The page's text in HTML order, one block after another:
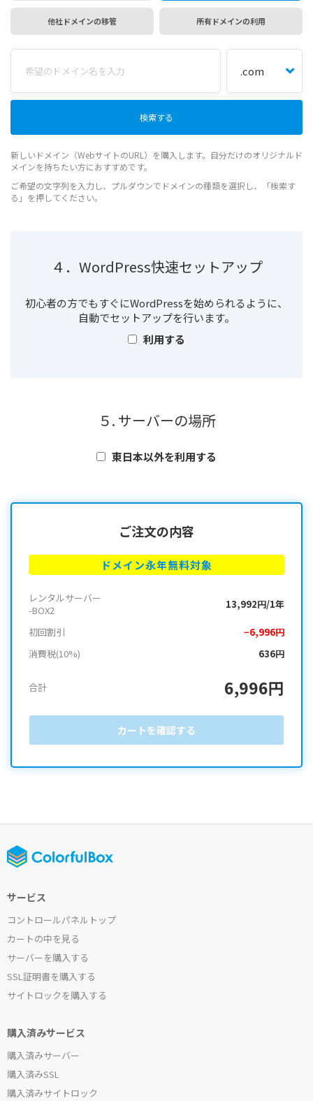
他社ドメインの移管 所有ドメインの利用
新しいドメイン（WebサイトのURL）を購入します。自分だけのオリジナルド
メインを持ちたい方におすすめです。
ご希望の文字列を入力し、プルダウンでドメインの種類を選択し、「検索す
る」を押してください。
４．WordPress快速セットアップ
初心者の方でもすぐにWordPressを始められるように、
自動でセットアップを行います。
利用する
５. サーバーの場所
東日本以外を利用する
ご注文の内容
ドメイン永年無料対象
レンタルサーバー
-BOX2
13,992円/1年
初回割引
−6,996円
消費税(10%)
636円
合計 6,996円
カートを確認する
サービス
コントロールパネルトップ
カートの中を見る
サーバーを購入する
SSL証明書を購入する
サイトロックを購入する
購入済みサービス
購入済みサーバー
購入済みSSL
購入済みサイトロック